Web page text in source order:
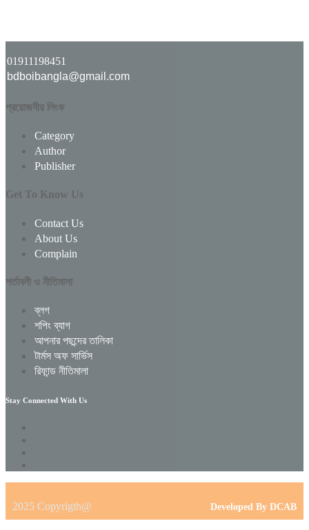
01911198451
bdboibangla@gmail.com
প্রয়োজনীয় লিংক
Category
Author
Publisher
Get To Know Us
Contact Us
About Us
Complain
শর্তাবলী ও নীতিমালা
ব্লগ
শপিং ব্যাগ
আপনার পছন্দের তালিকা
টার্মস অফ সার্ভিস
রিফান্ড নীতিমালা
Stay Connected With Us
2025 Copyrigth@ Developed By DCAB